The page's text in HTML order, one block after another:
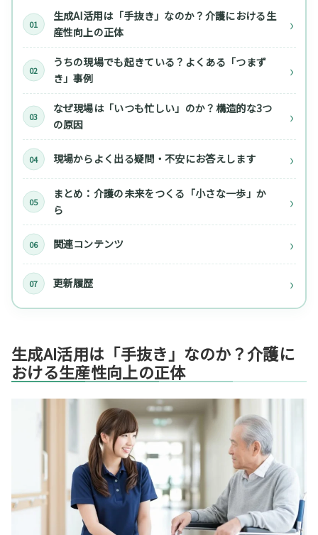
生成AI活用は「手抜き」なのか？介護における生
産性向上の正体
うちの現場でも起きている？よくある「つまず
き」事例
なぜ現場は「いつも忙しい」のか？構造的な3つ
の原因
現場からよく出る疑問・不安にお答えします
まとめ：介護の未来をつくる「小さな一歩」か
ら
関連コンテンツ
更新履歴
生成AI活用は「手抜き」なのか？介護に
おける生産性向上の正体